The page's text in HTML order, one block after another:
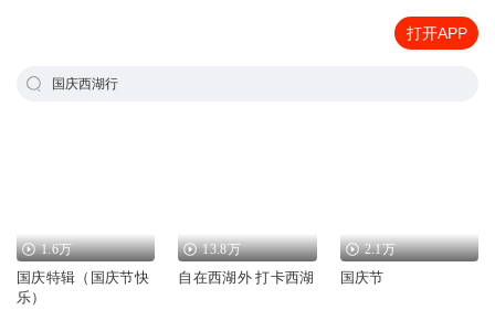
打开APP
国庆西湖行
1.6万
国庆特辑（国庆节快
乐）
13.8万
自在西湖外 打卡西湖
2.1万
国庆节